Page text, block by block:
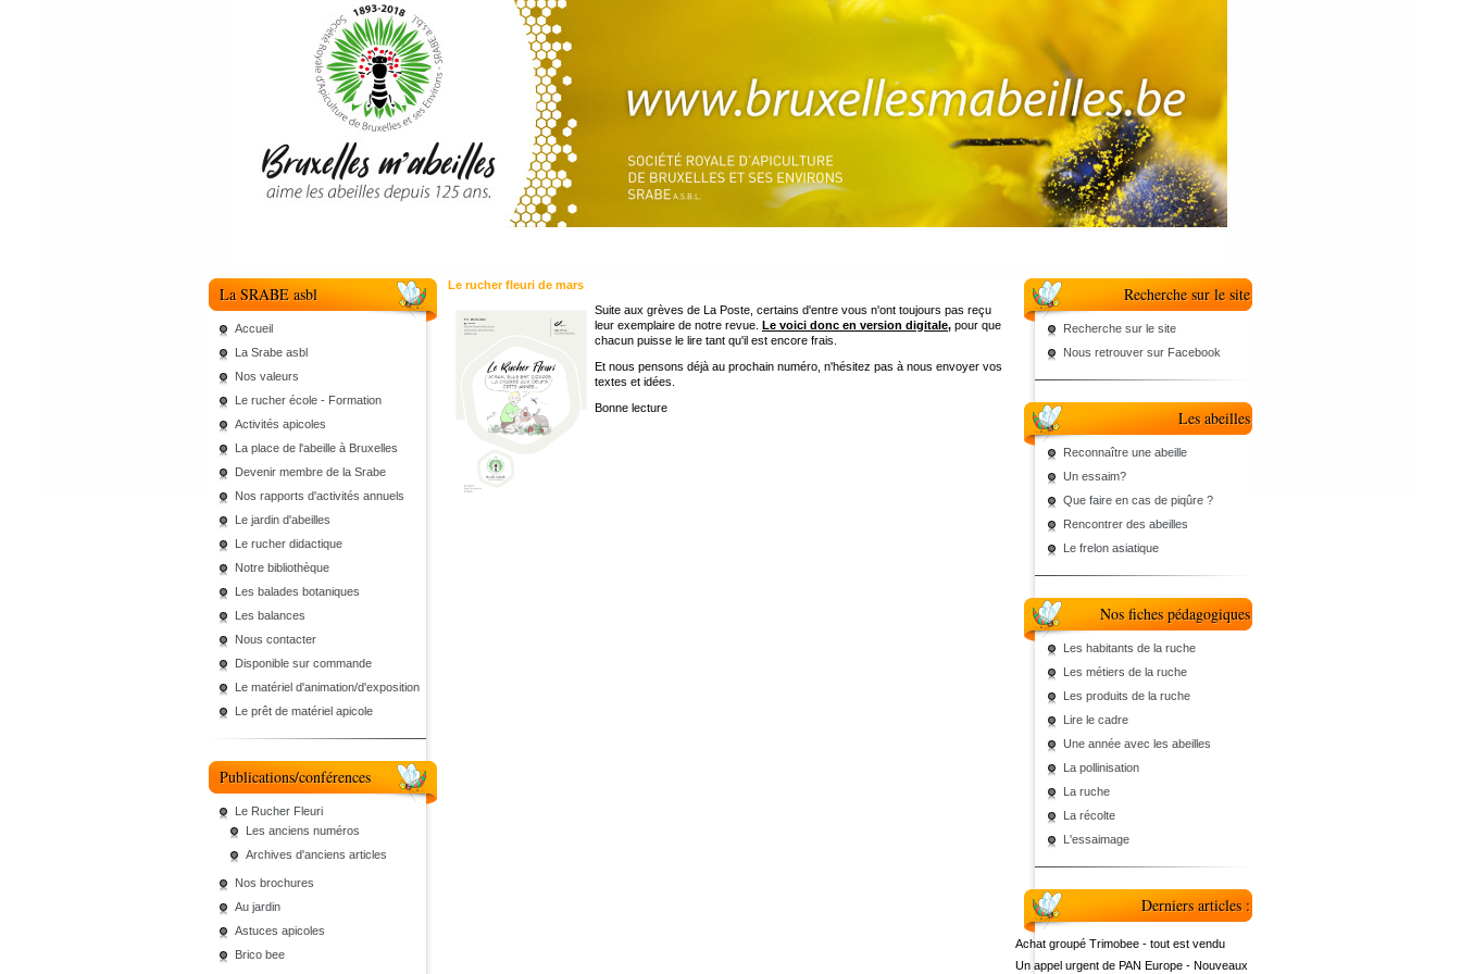
La SRABE asbl
Accueil
La Srabe asbl
Nos valeurs
Le rucher école - Formation
Activités apicoles
La place de l'abeille à Bruxelles
Devenir membre de la Srabe
Nos rapports d'activités annuels
Le jardin d'abeilles
Le rucher didactique
Notre bibliothèque
Les balades botaniques
Les balances
Nous contacter
Disponible sur commande
Le matériel d'animation/d'exposition
Le prêt de matériel apicole
Publications/conférences
Le Rucher Fleuri
Les anciens numéros
Archives d'anciens articles
Nos brochures
Au jardin
Astuces apicoles
Brico bee
Le rucher fleuri de mars
Suite aux grèves de La Poste, certains d'entre vous n'ont toujours pas reçu
leur exemplaire de notre revue. Le voici donc en version digitale, pour que
chacun puisse le lire tant qu'il est encore frais.
Et nous pensons déjà au prochain numéro, n'hésitez pas à nous envoyer vos
textes et idées.
Bonne lecture
Recherche sur le site
Recherche sur le site
Nous retrouver sur Facebook
Les abeilles
Reconnaître une abeille
Un essaim?
Que faire en cas de piqûre ?
Rencontrer des abeilles
Le frelon asiatique
Nos fiches pédagogiques
Les habitants de la ruche
Les métiers de la ruche
Les produits de la ruche
Lire le cadre
Une année avec les abeilles
La pollinisation
La ruche
La récolte
L'essaimage
Derniers articles :
Achat groupé Trimobee - tout est vendu
Un appel urgent de PAN Europe - Nouveaux